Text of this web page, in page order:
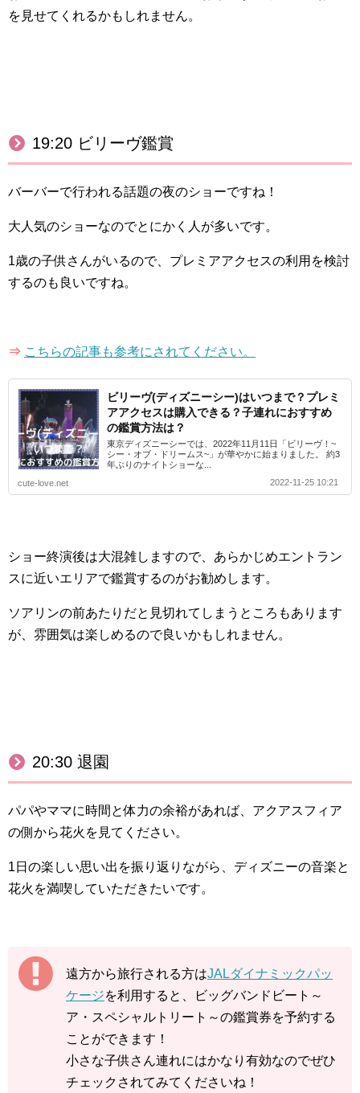
を見せてくれるかもしれません。
19:20 ビリーヴ鑑賞
バーバーで行われる話題の夜のショーですね！
大人気のショーなのでとにかく人が多いです。
1歳の子供さんがいるので、プレミアアクセスの利用を検討
するのも良いですね。
⇒ こちらの記事も参考にされてください。
ビリーヴ(ディズニーシー)はいつまで？プレミ
アアクセスは購入できる？子連れにおすすめ
の鑑賞方法は？
東京ディズニーシーでは、2022年11月11日「ビリーヴ！~
シー・オブ・ドリームス~」が華やかに始まりました。 約3
年ぶりのナイトショーな...
cute-love.net
2022-11-25 10:21
ショー終演後は大混雑しますので、あらかじめエントラン
スに近いエリアで鑑賞するのがお勧めします。
ソアリンの前あたりだと見切れてしまうところもあります
が、雰囲気は楽しめるので良いかもしれません。
20:30 退園
パパやママに時間と体力の余裕があれば、アクアスフィア
の側から花火を見てください。
1日の楽しい思い出を振り返りながら、ディズニーの音楽と
花火を満喫していただきたいです。
遠方から旅行される方はJALダイナミックパッ
ケージを利用すると、ビッグバンドビート～
ア・スペシャルトリート～の鑑賞券を予約する
ことができます！
小さな子供さん連れにはかなり有効なのでぜひ
チェックされてみてくださいね！